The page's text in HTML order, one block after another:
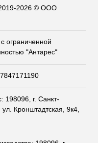
2026 © ООО
ограниченной
"Антарес"
198096, г. Санкт-
ул. Кронштадтская, 9к4,